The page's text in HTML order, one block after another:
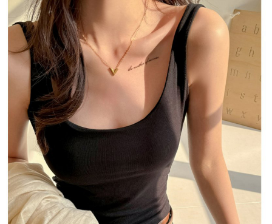
【「AFTEE先享後付」結帳流程】
１．於結帳方式選擇「AFTEE先享後付」後，將跳轉至「AFTEE先享後付」
結帳頁面，進行簡訊認證並確認金額後，即可完成結帳。
２．訂單成立數日內，您將收到繳費通知簡訊。
３．收到繳費通知簡訊後14天內，點擊此簡訊中的連結，可透過四大超商／
ATM／網路銀行／等多元方式進行付款，方視為交易完成。
※ 請注意：結帳手續完成當下不需立刻繳費，但若您需要取消訂單，請聯絡
購買商品的店家。未經商家同意取消之訂單仍視為有效，需透過AFTEE先享
後付繳納相關費用。
※ 交易是否成功請以「AFTEE先享後付 」之結帳頁面顯示為準，若有關於
是否繳費成功／繳費後需取消欲退款等相關疑問，請聯繫「AFTEE先享後付
客戶支援中心」
https://netprotections.freshdesk.com/support/home
【注意事項】
１．透過由恩沛科技股份有限公司提供之「AFTEE先享後付」服務完成之交
易，需依本服務之必要範圍內提供個人資料，並將交易相關給付款項請求債
權轉讓予恩沛科技股份有限公司。
２．關於個人資料處理事宜，請瀏覽以下網址：
https://aftee.tw/terms/#terms3
全家取貨付款
每筆NT$80，滿NT$1,500(含以上)免運費
付款後全家取貨
每筆NT$80，滿NT$1,500(含以上)免運費
萊爾富取貨付款
每筆NT$80，滿NT$1,500(含以上)免運費
付款後萊爾富取貨
每筆NT$80，滿NT$1,500(含以上)免運費
離島取貨加價40
每筆NT$80，滿NT$1,500(含以上)免運費
付款後7-11取貨
每筆NT$80，滿NT$1,500(含以上)免運費